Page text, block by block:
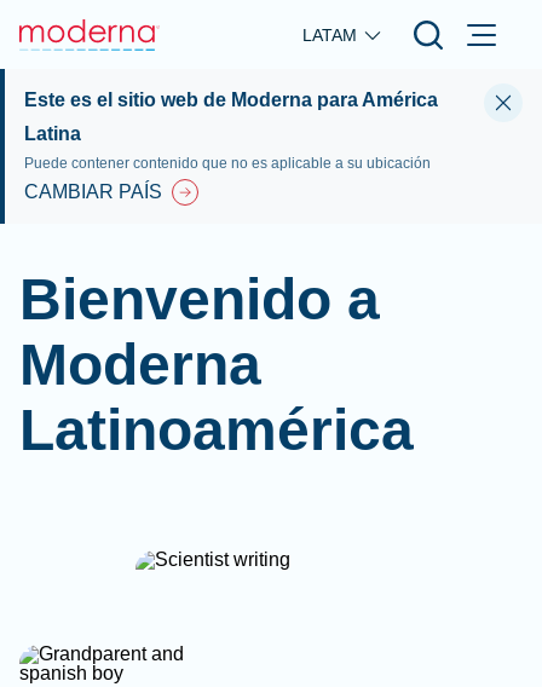
Skip to main content
LATAM
Este es el sitio web de Moderna para América
Latina
Puede contener contenido que no es aplicable a su ubicación
CAMBIAR PAÍS
Bienvenido a
Moderna
Latinoamérica